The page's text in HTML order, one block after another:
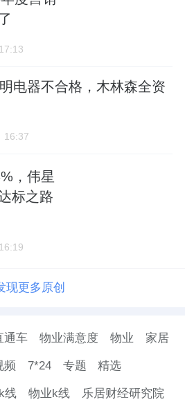
17:13
电器不合格，木林森全资
16:37
，伟星
标之路
16:19
现更多原创
通车 物业满意度 物业 家居
频 7*24 专题 精选
线 物业k线 乐居财经研究院